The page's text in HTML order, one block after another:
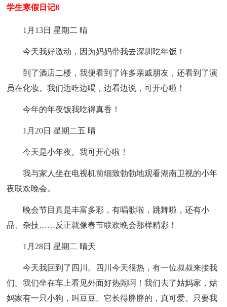
学生寒假日记8
1月13日 星期二 晴
今天我好激动，因为妈妈带我去深圳吃年饭！
到了酒店二楼，我便看到了许多亲戚朋友，还看到了演
员在化妆。我们边吃边喝，边看边说，可开心啦！
今年的年夜饭我吃得真香！
1月20日 星期二五 晴
今天是小年夜。我可开心啦！
我与家人坐在电视机前细致勃勃地观看湖南卫视的小年
夜联欢晚会。
晚会节目真是丰富多彩，有唱歌啦，跳舞啦，还有小
品、杂技……反正就像春节联欢晚会那样精彩！
1月28日 星期二 晴天
今天我回到了四川。四川今天很热，有一位叔叔来接我
们。我们坐在车上看见外面好热闹啊！我们去了姑妈家，姑
妈家有一只小狗，叫豆豆。它长得胖胖的，真可爱。只要我